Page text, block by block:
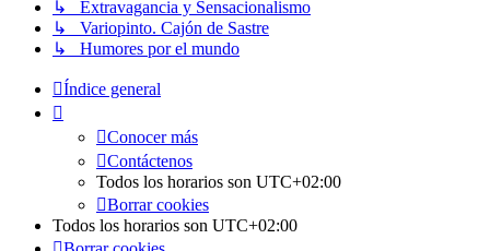
↳ Extravagancia y Sensacionalismo
↳ Variopinto. Cajón de Sastre
↳ Humores por el mundo
Índice general
Conocer más
Contáctenos
Todos los horarios son UTC+02:00
Borrar cookies
Todos los horarios son UTC+02:00